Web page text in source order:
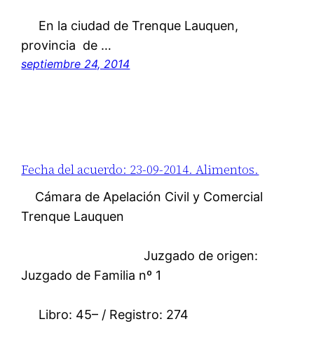
En la ciudad de Trenque Lauquen,
provincia de …
septiembre 24, 2014
Fecha del acuerdo: 23-09-2014. Alimentos.
Cámara de Apelación Civil y Comercial
Trenque Lauquen
Juzgado de origen:
Juzgado de Familia nº 1
Libro: 45– / Registro: 274